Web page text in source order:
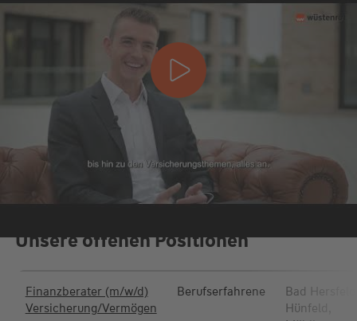
Unsere offenen Positionen
Finanzberater (m/w/d)
Versicherung/Vermögen
Berufserfahrene
Bad
Hünfeld,